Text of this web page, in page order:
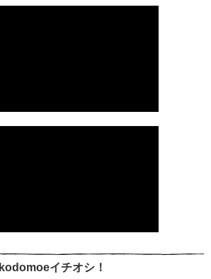
kodomoeイチオシ！